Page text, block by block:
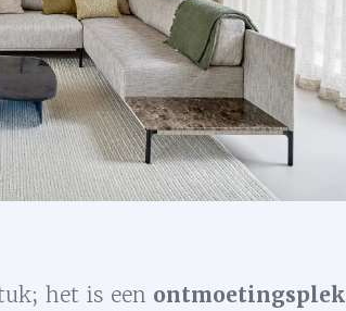
het is een ontmoetingsplek